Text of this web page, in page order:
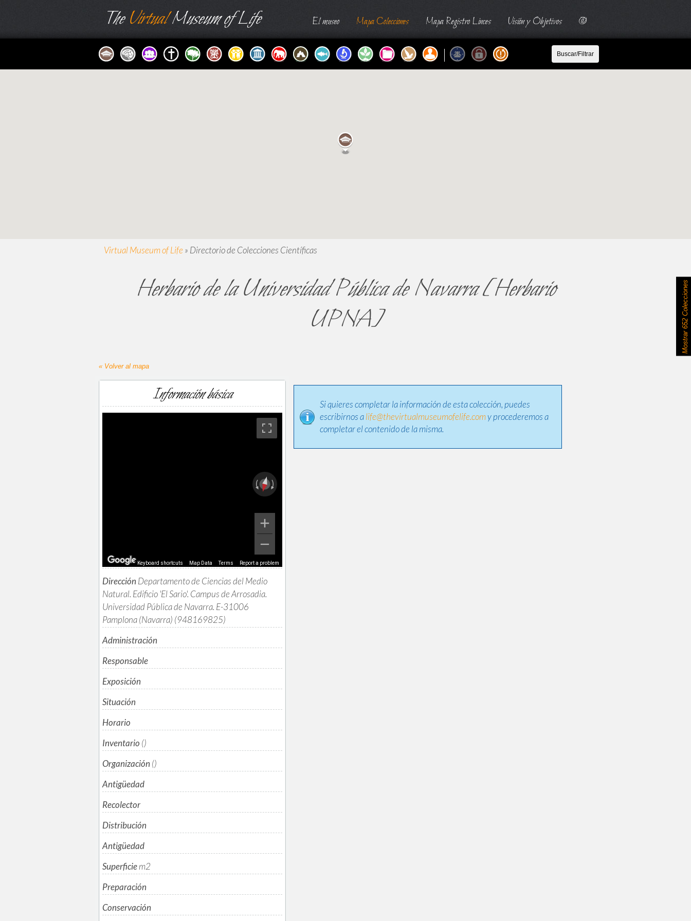
TheVirtualMuseum of Life El museo Mapa Colecciones Mapa Registro Linces Visión y Objetivos @
Mostrar
652 Colecciones
Virtual Museum of Life » Directorio de Colecciones Científicas
Herbario de la Universidad Pública de Navarra [Herbario
UPNA]
« Volver al mapa
Información básica
Keyboard shortcuts Map Data Terms Report a problem
Dirección Departamento de Ciencias del Medio
Natural. Edificio 'El Sario'. Campus de Arrosadia.
Universidad Pública de Navarra. E-31006
Pamplona (Navarra) (948169825)
Administración
Responsable
Exposición
Situación
Horario
Inventario ()
Organización ()
Antigüedad
Recolector
Distribución
Antigüedad
Superficiem2
Preparación
Conservación
Si quieres completar la información de esta colección, puedes
escribirnos alife@thevirtualmuseumofelife.comy procederemos a
completar el contenido de la misma.